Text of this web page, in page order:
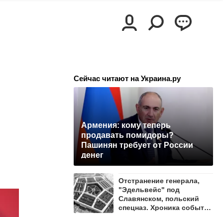
Сейчас читают на Украина.ру
Армения: кому теперь
продавать помидоры?
Пашинян требует от России
денег
Отстранение генерала,
"Эдельвейс" под
Славянском, польский
спецназ. Хроника событий